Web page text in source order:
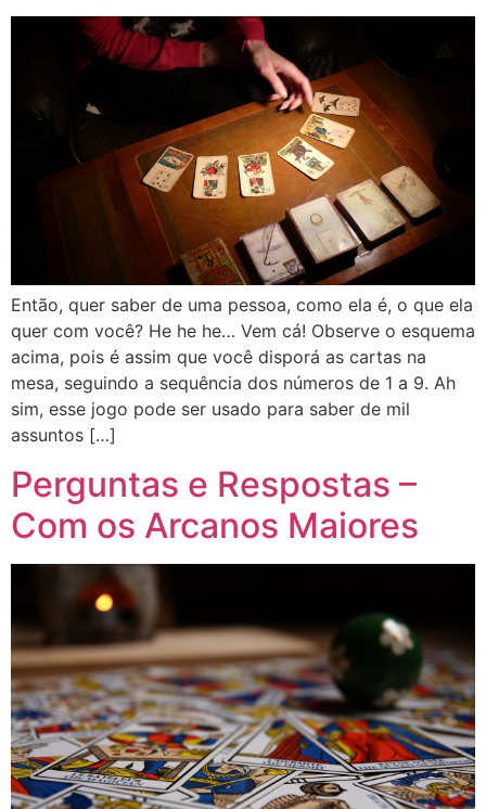
Então, quer saber de uma pessoa, como ela é, o que ela
quer com você? He he he… Vem cá! Observe o esquema
acima, pois é assim que você disporá as cartas na
mesa, seguindo a sequência dos números de 1 a 9. Ah
sim, esse jogo pode ser usado para saber de mil
assuntos […]
Perguntas e Respostas –
Com os Arcanos Maiores